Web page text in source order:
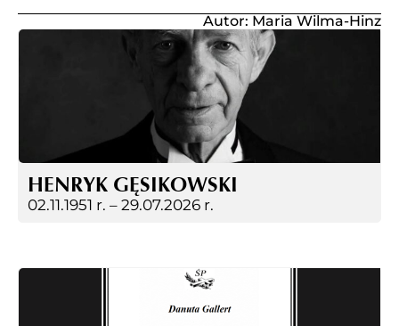
Autor: Maria Wilma-Hinz
HENRYK GĘSIKOWSKI
02.11.1951 r. – 29.07.2026 r.